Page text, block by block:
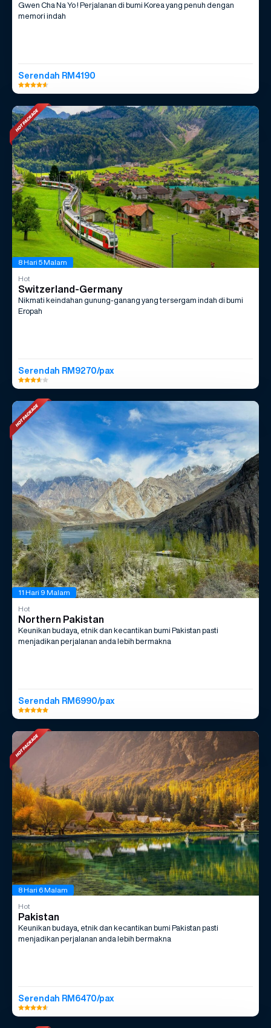
Gwen Cha Na Yo ! Perjalanan di bumi Korea yang penuh dengan
memori indah
Serendah RM4190
8 Hari 5 Malam
Hot
Switzerland-Germany
Nikmati keindahan gunung-ganang yang tersergam indah di bumi
Eropah
Serendah RM9270/pax
11 Hari 9 Malam
Hot
Northern Pakistan
Keunikan budaya, etnik dan kecantikan bumi Pakistan pasti
menjadikan perjalanan anda lebih bermakna
Serendah RM6990/pax
8 Hari 6 Malam
Hot
Pakistan
Keunikan budaya, etnik dan kecantikan bumi Pakistan pasti
menjadikan perjalanan anda lebih bermakna
Serendah RM6470/pax